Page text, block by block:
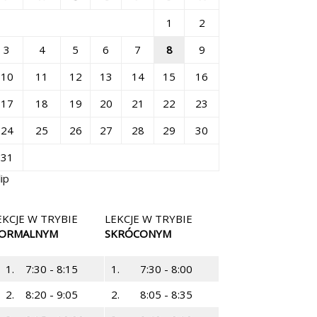
1
2
3
4 5 6 7 8
9
10
11 12 13 14 15
16
17
18 19 20 21 22
23
24
25 26 27 28 29
30
31
W TRYBIE
1.
7:30 - 8:15
2.
8:20 - 9:05
LEKCJE W TRYBIE
SKRÓCONYM
1.
7:30 - 8:00
2.
8:05 - 8:35